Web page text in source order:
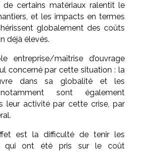
de certains matériaux ralentit le
et les impacts en termes
globalement des coûts
déjà élevés.
entreprise/maîtrise d’ouvrage
concerné par cette situation : la
dans sa globalité et les
sont également
leur activité par cette crise, par
est la difficulté de tenir les
qui ont été pris sur le coût